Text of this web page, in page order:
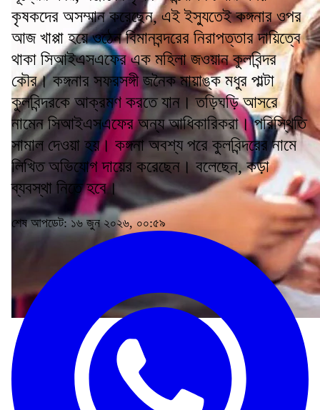
কৃষকদের অসম্মান করেছেন, এই ইস্যুতেই কঙ্গনার ওপর
আজ খাপ্পা হয়ে ওঠেন বিমানবন্দরের নিরাপত্তার দায়িত্বে
থাকা সিআইএসএফের এক মহিলা জওয়ান কুলবিন্দর
কৌর। কঙ্গনার সফরসঙ্গী জনৈক মায়াঙ্ক মধুর পাল্টা
কুলবিন্দরকে আক্রমণ করতে যান। তড়িঘড়ি আসরে
নামেন সিআইএসএফের অন্য আধিকারিকরা। পরিস্থিতি
সামাল দেওয়া হয়। কঙ্গনা অবশ্য পরে কুলবিন্দরের নামে
লিখিত অভিযোগ দায়ের করেছেন। বলেছেন, কড়া
ব্যবস্থা নিতে হবে।
শেষ আপডেট: ১৬ জুন ২০২৬, ০০:৫৯